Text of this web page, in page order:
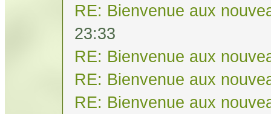
RE: Bienvenue aux
23:33
RE: Bienvenue aux
RE: Bienvenue aux
RE: Bienvenue aux